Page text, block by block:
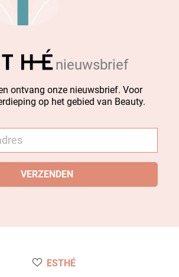
nieuwsbrief
ontvang onze nieuwsbrief. Voor
op het gebied van Beauty.
ESTHÉ